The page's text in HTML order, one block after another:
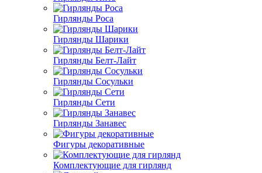
Гирлянды Роса
Гирлянды Шарики
Гирлянды Белт-Лайт
Гирлянды Сосульки
Гирлянды Сети
Гирлянды Занавес
Фигуры декоративные
Комплектующие для гирлянд